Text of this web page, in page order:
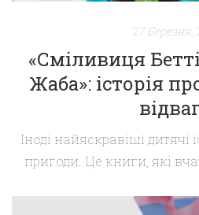
27 Березня,
«Сміливиця
Жаба»: історія
Іноді найяскравіші дитячі
пригоди. Це книги, які
такою є «Сміливиця